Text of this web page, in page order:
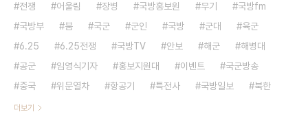
전쟁 어울림 장병 국방홍보원 무기
국방fm
국방부
붐 국군 군인 국방 군대
육군
6.25
6.25전쟁 국방TV 안보 해군
해병대
공군
임영식기자 홍보지원대 이벤트
국군방송
중국
위문열차 항공기 특전사 국방일보 북한
더보기